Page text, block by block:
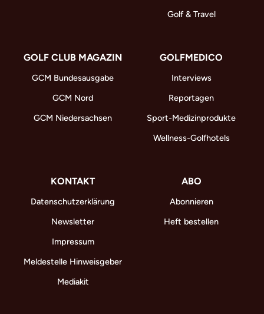
Golf & Travel
GOLF CLUB MAGAZIN
GCM Bundesausgabe
GCM Nord
GCM Niedersachsen
GOLFMEDICO
Interviews
Reportagen
Sport-Medizinprodukte
Wellness-Golfhotels
KONTAKT
Datenschutzerklärung
Newsletter
Impressum
Meldestelle Hinweisgeber
Mediakit
ABO
Abonnieren
Heft bestellen